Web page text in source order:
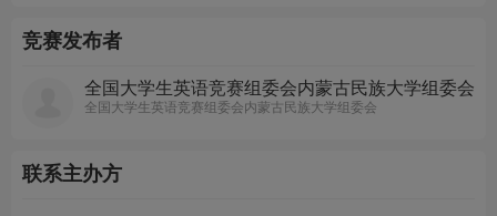
竞赛发布者
全国大学生英语竞赛组委会内蒙古民族大学组委会
全国大学生英语竞赛组委会内蒙古民族大学组委会
联系主办方